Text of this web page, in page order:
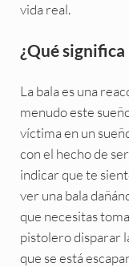
vida real.
¿Qué significa
La bala es una
menudo este
víctima en un
con el hecho de
indicar que te
ver una bala
que necesitas
pistolero disparar
que se está